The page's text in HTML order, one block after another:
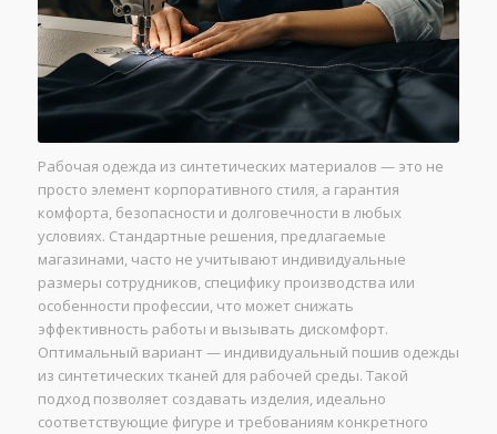
Рабочая одежда из синтетических материалов — это не
просто элемент корпоративного стиля, а гарантия
комфорта, безопасности и долговечности в любых
условиях. Стандартные решения, предлагаемые
магазинами, часто не учитывают индивидуальные
размеры сотрудников, специфику производства или
особенности профессии, что может снижать
эффективность работы и вызывать дискомфорт.
Оптимальный вариант — индивидуальный пошив одежды
из синтетических тканей для рабочей среды. Такой
подход позволяет создавать изделия, идеально
соответствующие фигуре и требованиям конкретного